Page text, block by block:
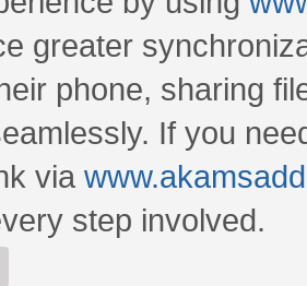
greater
phone, sharing
If you
via
step involved.